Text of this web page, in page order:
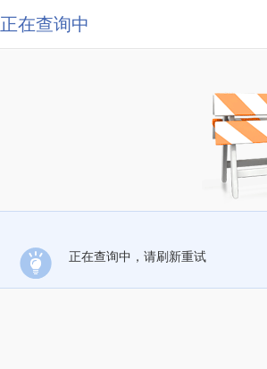
正在查询中
正在查询中，请刷新重试